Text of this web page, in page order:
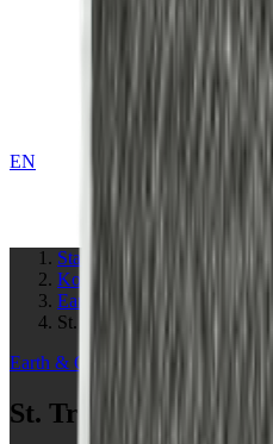
EN
Startseite
Kollektionen
Earth & Grey
St. Tropez Mushroom
Earth & Grey
St. Tropez